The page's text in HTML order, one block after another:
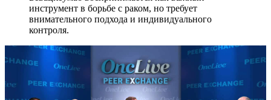
инструмент в борьбе с раком, но требует
внимательного подхода и индивидуального
контроля.